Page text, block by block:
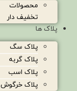
محصولات
تخفیف دار
پلاک ها
پلاک سگ
پلاک گربه
پلاک اسب
پلاک خرگوش